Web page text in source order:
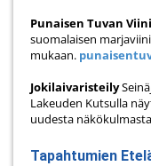
Punaisen Tuvan
suomalaisen
mukaan.
Jokilaivaristeily
Lakeuden Kutsulla
uudesta
Tapahtumien